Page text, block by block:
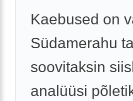
Kaebused on
Südamerahu
soovitaksin
analüüsi